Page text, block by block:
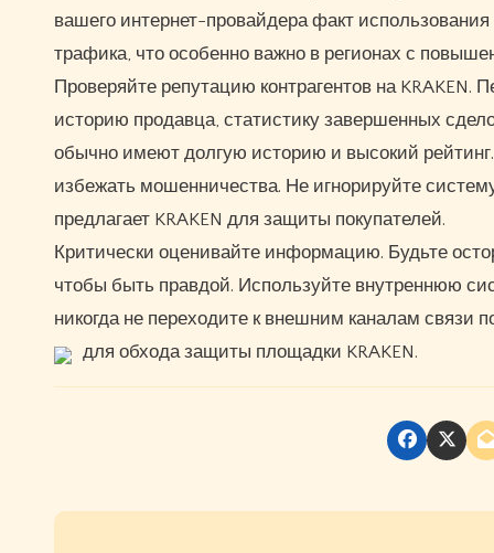
вашего интернет-провайдера факт
трафика, что особенно важно в регионах с
Проверяйте репутацию контрагентов на
историю продавца, статистику завершенных
обычно имеют долгую историю и высокий
избежать мошенничества. Не игнорируйте
предлагает KRAKEN для защиты покупателей.
Критически оценивайте информацию. Будьте
чтобы быть правдой. Используйте внутреннюю
никогда не переходите к внешним каналам связи
для обхода защиты площадки KRAKEN.
P